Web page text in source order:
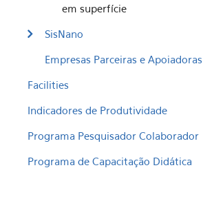
em superfície
SisNano
Empresas Parceiras e Apoiadoras
Facilities
Indicadores de Produtividade
Programa Pesquisador Colaborador
Programa de Capacitação Didática